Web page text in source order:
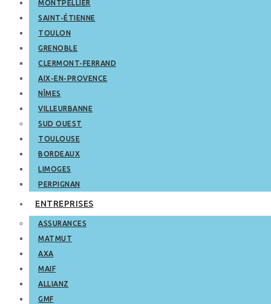
MONTPELLIER
SAINT-ÉTIENNE
TOULON
GRENOBLE
CLERMONT-FERRAND
AIX-EN-PROVENCE
NÎMES
VILLEURBANNE
SUD OUEST
TOULOUSE
BORDEAUX
LIMOGES
PERPIGNAN
ENTREPRISES
ASSURANCES
MATMUT
AXA
MAIF
ALLIANZ
GMF